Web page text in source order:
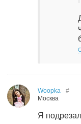
Woopka
Москва
#
Я